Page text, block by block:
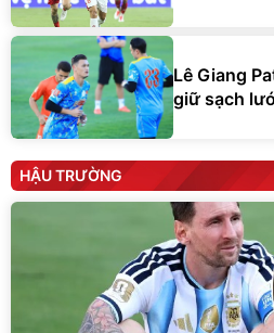
Lê Giang
giữ sạch
HẬU TRƯỜNG